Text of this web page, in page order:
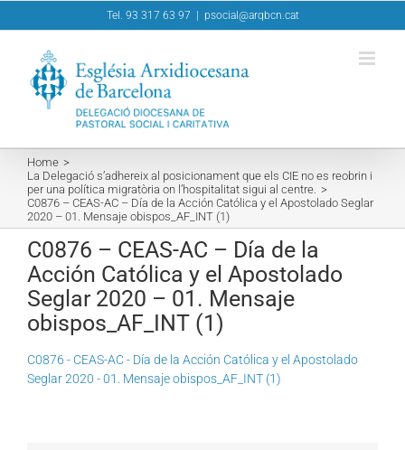
to
Tel. 93 317 63 97 psocial@arqbcn.cat
Home
La Delegació s’adhereix al posicionament que els CIE no es reobrin i
per una política migratòria on l’hospitalitat sigui al centre.
C0876 – CEAS-AC – Día de la Acción Católica y el Apostolado Seglar
2020 – 01. Mensaje obispos_AF_INT (1)
C0876 – CEAS-AC – Día de la
Acción Católica y el Apostolado
Seglar 2020 – 01. Mensaje
obispos_AF_INT (1)
C0876 - CEAS-AC - Día de la Acción Católica y el Apostolado
Seglar 2020 - 01. Mensaje obispos_AF_INT (1)